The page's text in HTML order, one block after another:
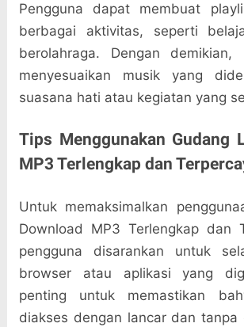
Pengguna dapat membuat
berbagai aktivitas, seperti
berolahraga. Dengan demikian,
menyesuaikan musik yang
suasana hati atau kegiatan yang
Tips Menggunakan Gudang
MP3 Terlengkap dan
Untuk memaksimalkan
Download MP3 Terlengkap dan
pengguna disarankan untuk
browser atau aplikasi yang
penting untuk memastikan
diakses dengan lancar dan tanpa